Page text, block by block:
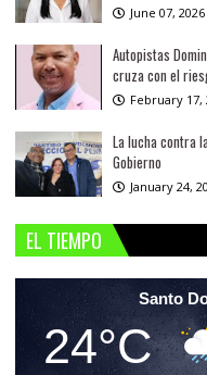
June 07, 2026
Autopistas
cruza con el
February 17,
La lucha contra
Gobierno
January 24,
EL TIEMPO
Santo
24°C